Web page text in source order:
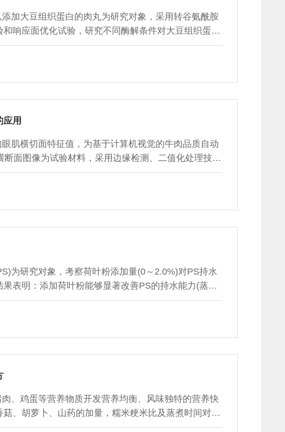
加大豆组织蛋白的肉丸为研究对象，采用转谷氨酰胺
响应面优化试验，研究不同酶解条件对大豆组织蛋白
应用
肌横切面特征值，为基于计算机视觉的牛肉品质自动
面图像为试验材料，采用边缘检测、二值化处理技术
眼肌的眼肌面积、脂肪、肌肉总面积比、脂肪分布均
特征参数进行特征提取和检测。结果表明：经测量所
为研究对象，考察荷叶粉添加量(0～2.0%)对PS持水
表明：添加荷叶粉能够显著改善PS的持水能力(蒸煮
水性TWBC值提高)和硬度(P＜0.05)；但会导致其L*值
的荷叶粉，对PS的组织状态、香气、咸味、涩味
、鸡蛋等营养物质开发营养均衡、风味独特的营养快
、胡萝卜、山药的加量，糯米粳米比及蒸煮时间对产
量，糯米、粳米的添加比对产品的感官品质影响较